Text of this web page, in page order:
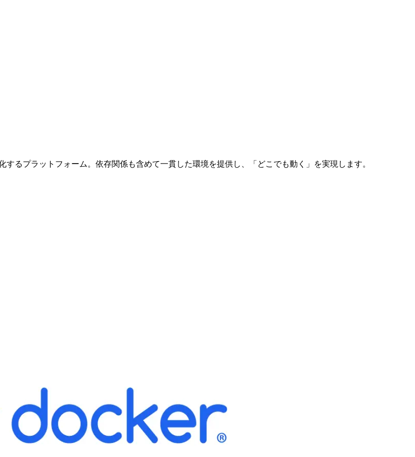
るプラットフォーム。依存関係も含めて一貫した環境を提供し、「どこでも動く」を実現します。